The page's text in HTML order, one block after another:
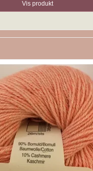
Vis produkt